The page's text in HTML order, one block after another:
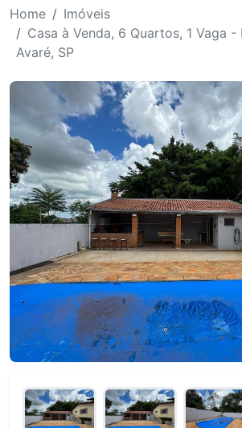
Home
Imóveis
Casa à Venda, 6 Quartos, 1 Vaga
Avaré, SP